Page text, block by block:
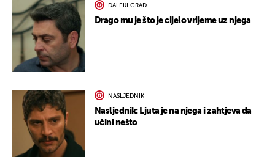
DALEKI GRAD
Drago mu je što je cijelo vrijeme uz njega
NASLJEDNIK
Nasljednik: Ljuta je na njega i zahtjeva da
učini nešto